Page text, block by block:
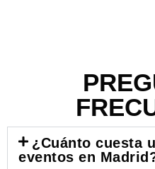
¿Cuánto cuesta
eventos en